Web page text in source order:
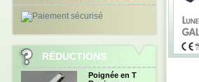
RÉDUCTIONS
Poignée en T